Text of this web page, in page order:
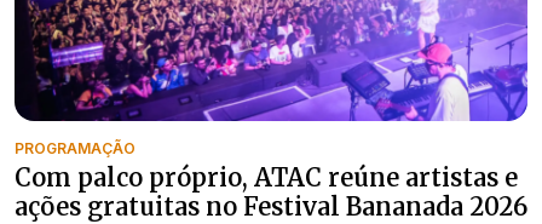
PROGRAMAÇÃO
Com palco próprio, ATAC reúne artistas e
ações gratuitas no Festival Bananada 2026